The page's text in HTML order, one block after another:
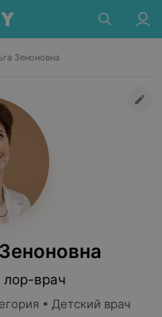
Зеноновна
врач
• Детский врач